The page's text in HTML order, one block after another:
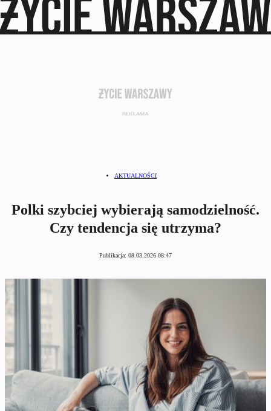
AKTUALNOŚCI
Polki szybciej wybierają samodzielność.
Czy tendencja się utrzyma?
Publikacja: 08.03.2026 08:47